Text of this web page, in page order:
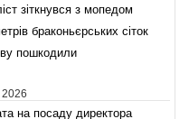
зіткнувся з мопедом
браконьєрських сіток
пошкодили
на посаду директора